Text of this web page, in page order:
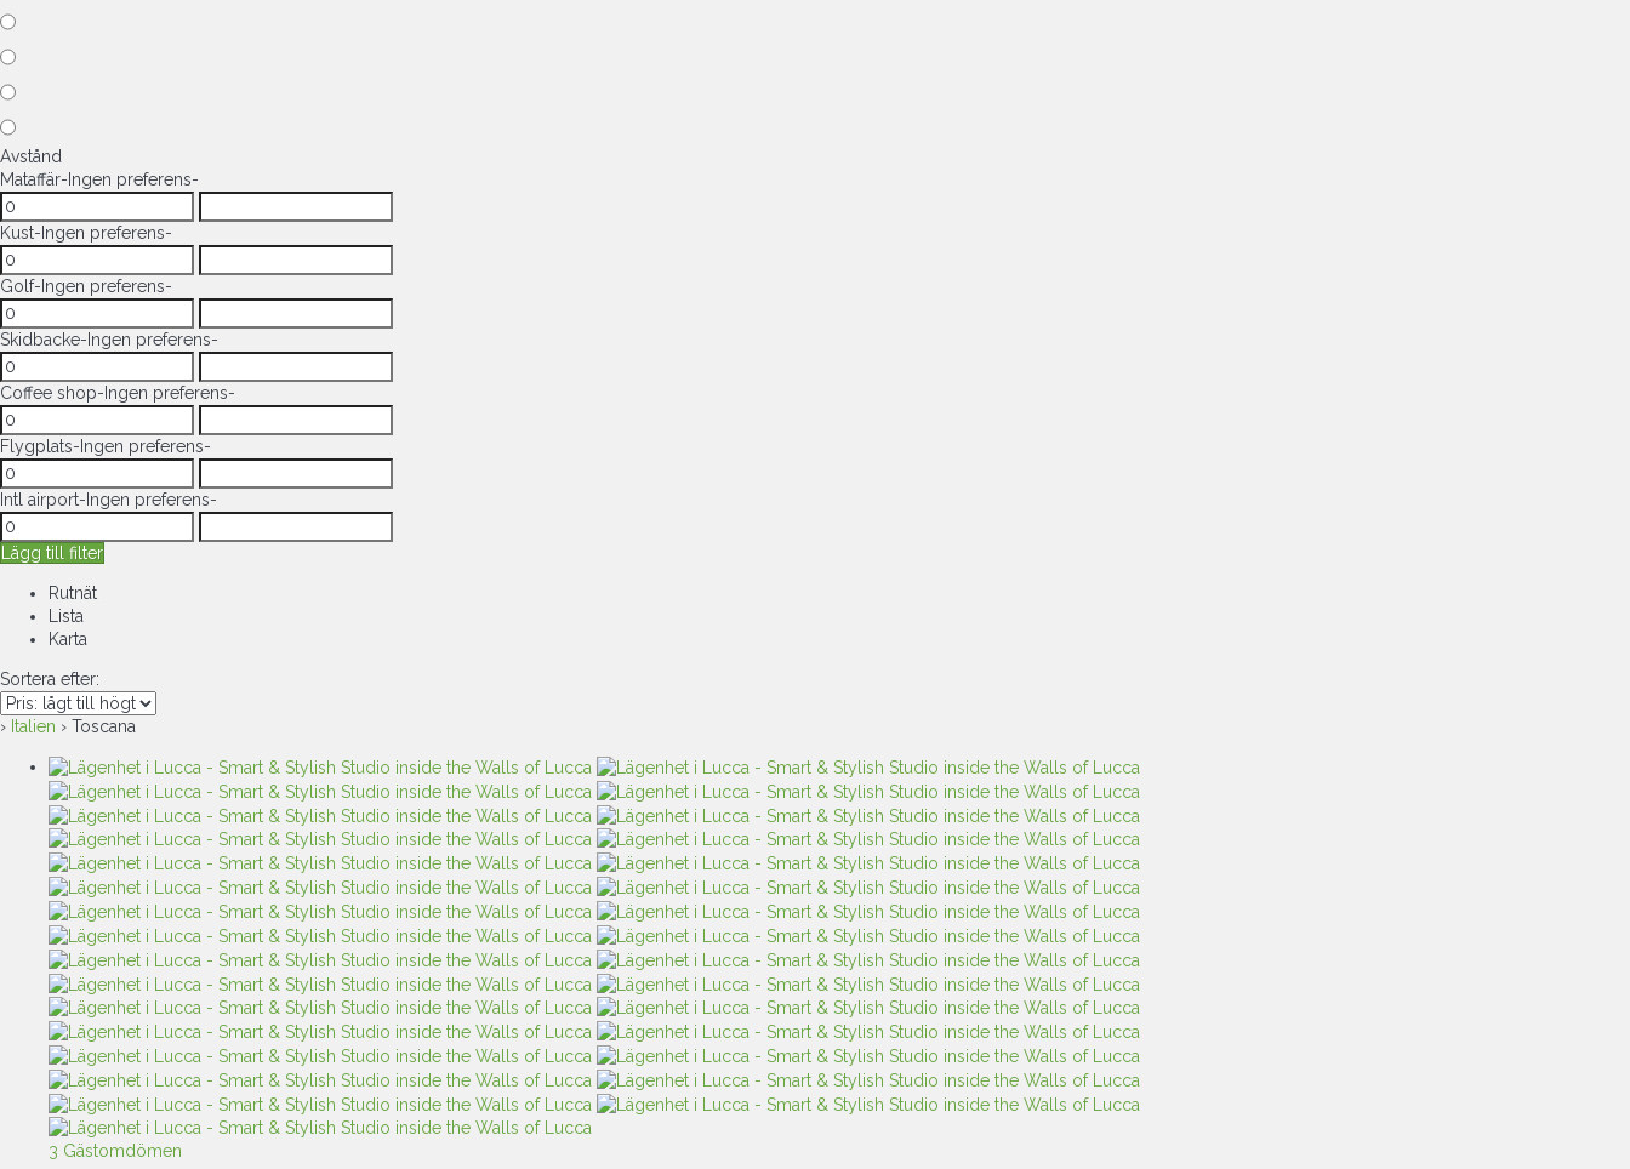
Avstånd
Mataffär-Ingen preferens-
Kust-Ingen preferens-
Golf-Ingen preferens-
Skidbacke-Ingen preferens-
Coffee shop-Ingen preferens-
Flygplats-Ingen preferens-
Intl airport-Ingen preferens-
Lägg till filter
Rutnät
Lista
Karta
Sortera efter:
› Italien › Toscana
3 Gästomdömen